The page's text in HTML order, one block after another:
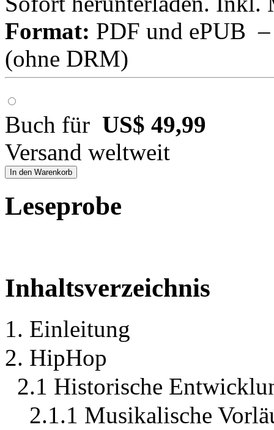
Format: PDF und ePUB
(ohne DRM)
Buch für US$ 49,99
Versand weltweit
In den Warenkorb
Leseprobe
Inhaltsverzeichnis
1. Einleitung
2. HipHop
2.1 Historische
2.1.1 Musikalische